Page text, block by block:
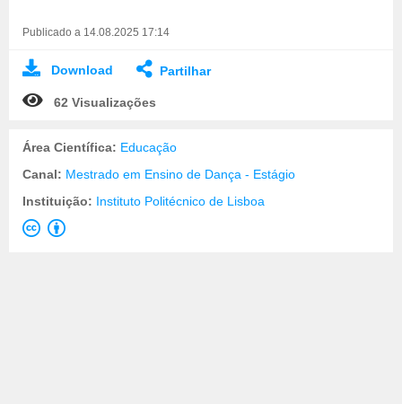
Publicado a 14.08.2025 17:14
Download Partilhar
62 Visualizações
Área Científica: Educação
Canal: Mestrado em Ensino de Dança - Estágio
Instituição: Instituto Politécnico de Lisboa